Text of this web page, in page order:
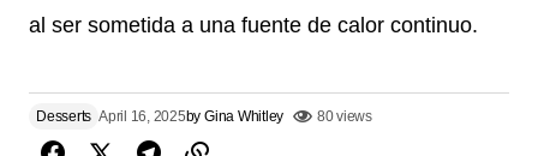
al ser sometida a una fuente de calor continuo.
Desserts April 16, 2025by Gina Whitley 80 views